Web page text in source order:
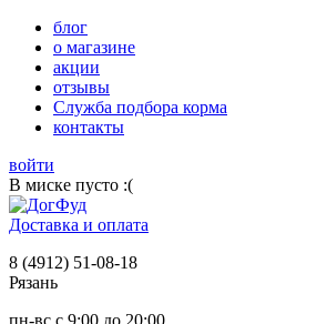
блог
о магазине
акции
отзывы
Служба подбора корма
контакты
войти
В миске пусто :(
Доставка и оплата
8 (4912) 51-08-18
Рязань
пн-вс с 9:00 до 20:00